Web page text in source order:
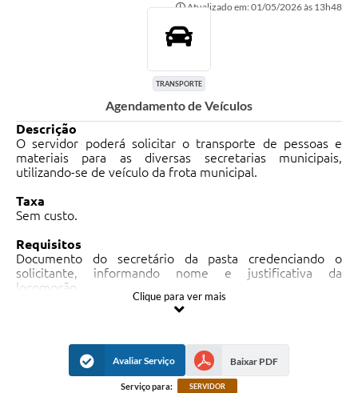
Atualizado em: 01/05/2026 às 13h48
TRANSPORTE
Agendamento de Veículos
Descrição
O servidor poderá solicitar o transporte de pessoas e
materiais para as diversas secretarias municipais,
utilizando-se de veículo da frota municipal.
Taxa
Sem custo.
Requisitos
Documento do secretário da pasta credenciando o
solicitante, informando nome e justificativa da
locomoção.
Unidades prestadoras
Divisão de Administração.
Clique para ver mais
Avaliar Serviço Baixar PDF
Serviço para: SERVIDOR